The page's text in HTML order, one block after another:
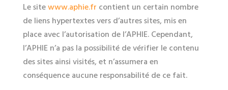
Le sitewww.aphie.fr contient un certain nombre
de liens hypertextes vers d’autres sites, mis en
place avec l’autorisation de l’APHIE. Cependant,
l’APHIE n’a pas la possibilité de vérifier le contenu
des sites ainsi visités, et n’assumera en
conséquence aucune responsabilité de ce fait.